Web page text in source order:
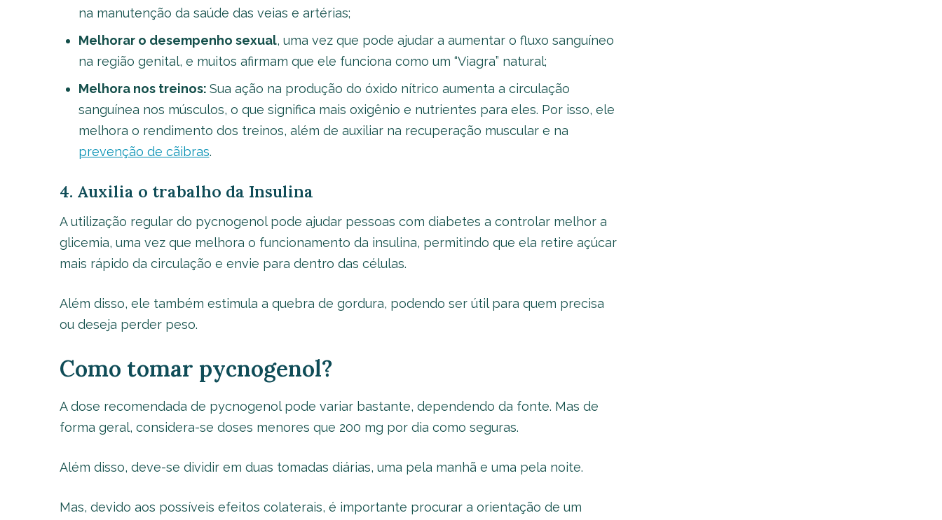
na manutenção da saúde das veias e artérias;
Melhorar o desempenho sexual, uma vez que pode ajudar a aumentar o fluxo sanguíneo
na região genital, e muitos afirmam que ele funciona como um “Viagra” natural;
Melhora nos treinos: Sua ação na produção do óxido nítrico aumenta a circulação
sanguínea nos músculos, o que significa mais oxigênio e nutrientes para eles. Por isso, ele
melhora o rendimento dos treinos, além de auxiliar na recuperação muscular e na
prevenção de cãibras.
4. Auxilia o trabalho da Insulina
A utilização regular do pycnogenol pode ajudar pessoas com diabetes a controlar melhor a
glicemia, uma vez que melhora o funcionamento da insulina, permitindo que ela retire açúcar
mais rápido da circulação e envie para dentro das células.
Além disso, ele também estimula a quebra de gordura, podendo ser útil para quem precisa
ou deseja perder peso.
Como tomar pycnogenol?
A dose recomendada de pycnogenol pode variar bastante, dependendo da fonte. Mas de
forma geral, considera-se doses menores que 200 mg por dia como seguras.
Além disso, deve-se dividir em duas tomadas diárias, uma pela manhã e uma pela noite.
Mas, devido aos possíveis efeitos colaterais, é importante procurar a orientação de um